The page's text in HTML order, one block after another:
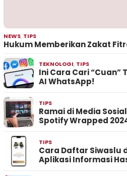
NEWS, TIPS
Hukum Memberikan Zakat
TEKNOLOGI, TIPS
Ini Cara Cari “Cuan”
AI WhatsApp!
TIPS
Ramai di Media
Spotify Wrapped
TIPS
Cara Daftar Siwaslu
Aplikasi Informasi